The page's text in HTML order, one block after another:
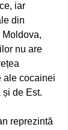
iar
din
nu are
ale cocainei
de Est.
reprezintă